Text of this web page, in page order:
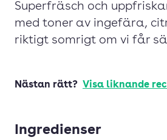
Superfräsch och
med toner av ingefära,
riktigt somrigt om vi får
Nästan rätt? Visa liknande
Ingredienser